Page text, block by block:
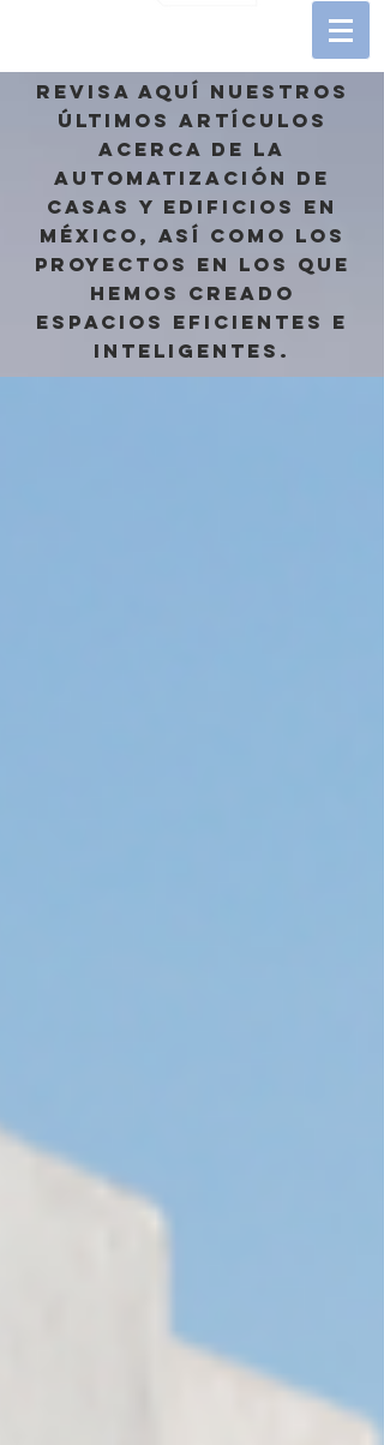
REVISA AQUÍ NUESTROS
ÚLTIMOS ARTÍCULOS
ACERCA DE LA
AUTOMATIZACIÓN DE
CASAS Y EDIFICIOS EN
MÉXICO, ASÍ COMO LOS
proyectos en los que
hemos creado
espacios eficientes e
inteligentes.